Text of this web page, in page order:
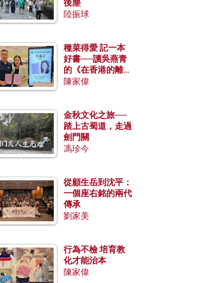
後塵
陸振球
種菜得愛 記一本
好書──讀吳燕青
的《在香港的離島
種菜》
陳家偉
金秋文化之旅──
踏上古蜀道，走過
劍門關
馮珍今
從顧生岳到沈平：
一個座右銘的兩代
傳承
劉家美
行為不檢 培育教
化才能治本
陳家偉